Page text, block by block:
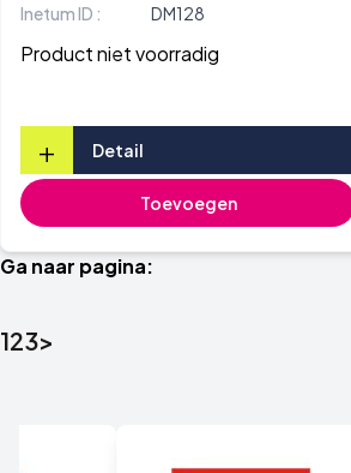
Inetum ID :
DM128
Product niet voorradig
+ Detail
Toevoegen
Ga naar pagina:
123>